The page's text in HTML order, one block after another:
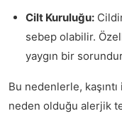
Cilt Kuruluğu:
sebep olabilir.
yaygın bir
Bu nedenlerle,
neden olduğu alerjik